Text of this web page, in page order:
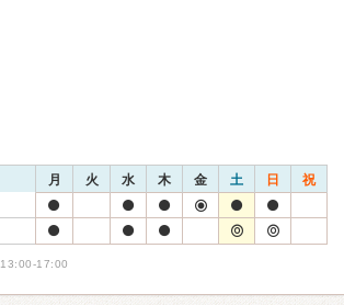
月 火 水 木 金 土 日 祝
13:00-17:00